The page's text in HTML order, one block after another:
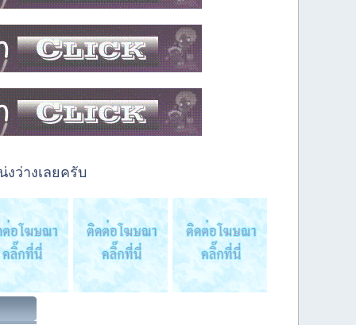
งว่างเลยครับ